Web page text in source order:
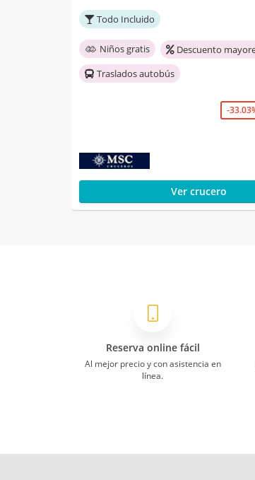
Todo Incluido
Niños gratis
Descuento
Traslados autobús
-
Ver crucero
Reserva online fácil
Al mejor precio y con asistencia en
línea.